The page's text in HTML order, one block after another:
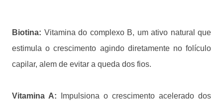
Biotina: Vitamina do complexo B, um ativo natural que
estimula o crescimento agindo diretamente no folículo
capilar, alem de evitar a queda dos fios.
Vitamina A: Impulsiona o crescimento acelerado dos